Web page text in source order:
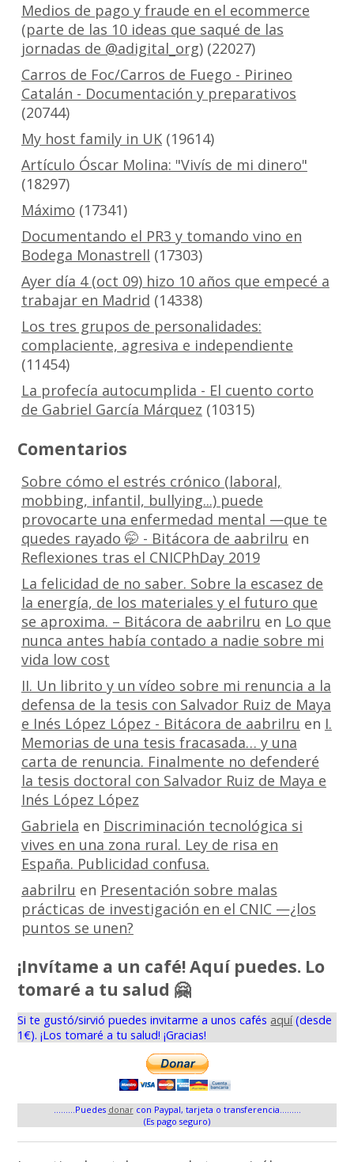
Medios de pago y fraude en el ecommerce
(parte de las 10 ideas que saqué de las
jornadas de @adigital_org)(22027)
Carros de Foc/Carros de Fuego - Pirineo
Catalán - Documentación y preparativos
(20744)
My host family in UK(19614)
Artículo Óscar Molina: "Vivís de mi dinero"
(18297)
Máximo (17341)
Documentando el PR3 y tomando vino en
Bodega Monastrell (17303)
Ayer día 4 (oct 09) hizo 10 años que empecé a
trabajar en Madrid (14338)
Los tres grupos de personalidades:
complaciente, agresiva e independiente
(11454)
La profecía autocumplida - El cuento corto
de Gabriel García Márquez (10315)
Comentarios
Sobre cómo el estrés crónico (laboral,
mobbing, infantil, bullying...) puede
provocarte una enfermedad mental —que te
quedes rayado 🤭 - Bitácora de aabrilru en
Reflexiones tras el CNICPhDay 2019
La felicidad de no saber. Sobre la escasez de
la energía, de los materiales y el futuro que
se aproxima. – Bitácora de aabrilru en Lo que
nunca antes había contado a nadie sobre mi
vida low cost
II. Un librito y un vídeo sobre mi renuncia a la
defensa de la tesis con Salvador Ruiz de Maya
e Inés López López - Bitácora de aabrilru en I.
Memorias de una tesis fracasada… y una
carta de renuncia. Finalmente no defenderé
la tesis doctoral con Salvador Ruiz de Maya e
Inés López López
Gabriela en Discriminación tecnológica si
vives en una zona rural. Ley de risa en
España. Publicidad confusa.
aabrilru en Presentación sobre malas
prácticas de investigación en el CNIC —¿los
puntos se unen?
¡Invítame a un café! Aquí puedes. Lo
tomaré a tu salud 🤗
Si te gustó/sirvió puedes invitarme a unos cafés aquí(desde
1€). ¡Los tomaré a tu salud! ¡Gracias!
.........Puedes donarcon Paypal, tarjeta o transferencia.........
(Es pago seguro)